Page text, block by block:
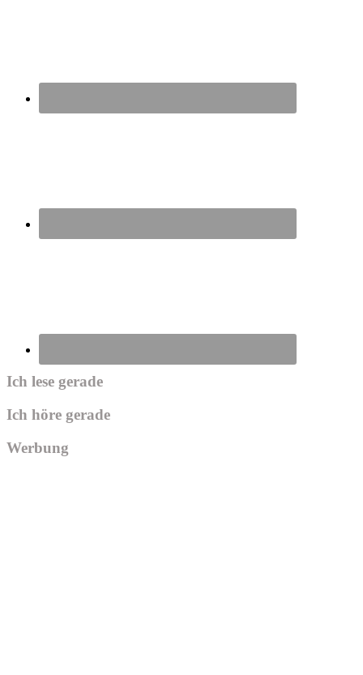
Ich lese gerade
Ich höre gerade
Werbung